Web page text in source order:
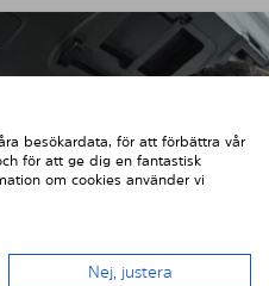
besökardata, för att förbättra vår
för att ge dig en fantastisk
om cookies använder vi
Nej, justera